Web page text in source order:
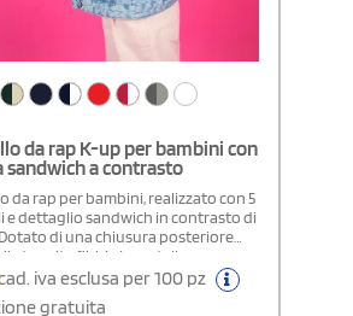
da rap K-up per bambini con
sandwich a contrasto
da rap per bambini, realizzato con 5
e dettaglio sandwich in contrasto di
di una chiusura posteriore
tramite fibbia in metallo per una
personalizzata, è confezionato in
spazzolato, che garantisce
iva esclusa per 100 pz
gratuita